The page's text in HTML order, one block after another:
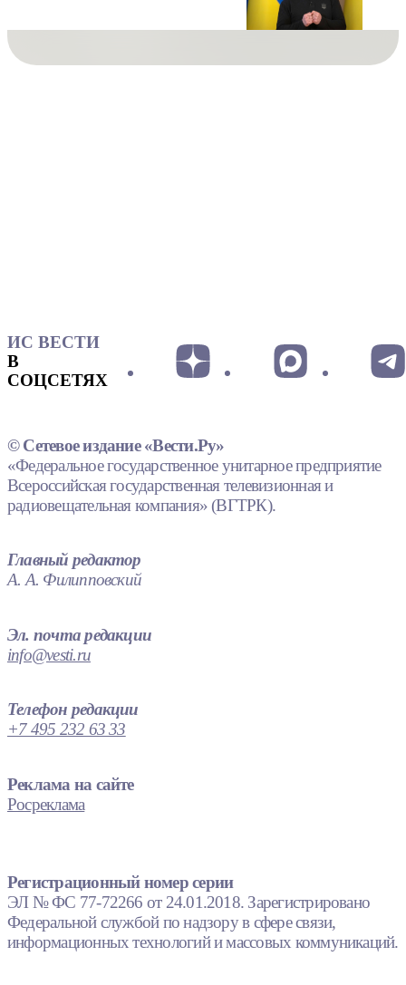
ИС ВЕСТИ
В
СОЦСЕТЯХ
© Сетевое издание «Вести.Ру»
«Федеральное государственное унитарное предприятие
Всероссийская государственная телевизионная и
радиовещательная компания» (ВГТРК).
Главный редактор
А. А. Филипповский
Эл. почта редакции
info@vesti.ru
Телефон редакции
+7 495 232 63 33
Реклама на сайте
Росреклама
Регистрационный номер серии
ЭЛ № ФС 77-72266 от 24.01.2018. Зарегистрировано
Федеральной службой по надзору в сфере связи,
информационных технологий и массовых коммуникаций.